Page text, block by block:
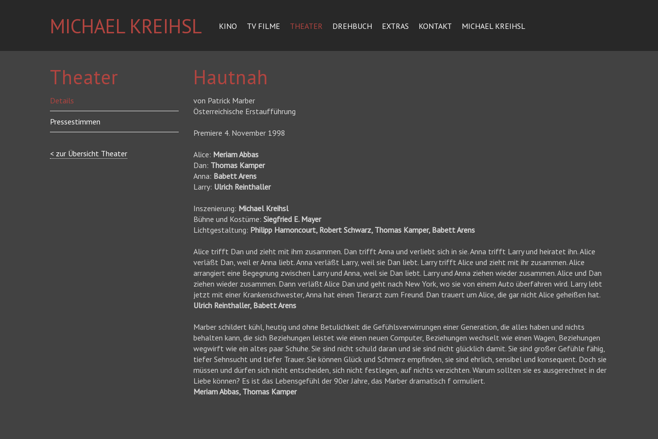
MICHAEL KREIHSL KINO TV FILME THEATER DREHBUCH EXTRAS KONTAKT MICHAEL KREIHSL
Theater
Details
Pressestimmen
< zur Übersicht Theater
Hautnah
von Patrick Marber
Österreichische Erstaufführung
Premiere 4. November 1998
Alice: Meriam Abbas
Dan: Thomas Kamper
Anna: Babett Arens
Larry: Ulrich Reinthaller
Inszenierung: Michael Kreihsl
Bühne und Kostüme: Siegfried E. Mayer
Lichtgestaltung: Philipp Harnoncourt, Robert Schwarz, Thomas Kamper, Babett Arens
Alice trifft Dan und zieht mit ihm zusammen. Dan trifft Anna und verliebt sich in sie. Anna trifft Larry und heiratet ihn. Alice
verläßt Dan, weil er Anna liebt. Anna verläßt Larry, weil sie Dan liebt. Larry trifft Alice und zieht mit ihr zusammen. Alice
arrangiert eine Begegnung zwischen Larry und Anna, weil sie Dan liebt. Larry und Anna ziehen wieder zusammen. Alice und Dan
ziehen wieder zusammen. Dann verläßt Alice Dan und geht nach New York, wo sie von einem Auto überfahren wird. Larry lebt
jetzt mit einer Krankenschwester, Anna hat einen Tierarzt zum Freund. Dan trauert um Alice, die gar nicht Alice geheißen hat.
Ulrich Reinthaller, Babett Arens
Marber schildert kühl, heutig und ohne Betulichkeit die Gefühlsverwirrungen einer Generation, die alles haben und nichts
behalten kann, die sich Beziehungen leistet wie einen neuen Computer, Beziehungen wechselt wie einen Wagen, Beziehungen
wegwirft wie ein altes paar Schuhe. Sie sind nicht schuld daran und sie sind nicht glücklich damit. Sie sind großer Gefühle fähig,
tiefer Sehnsucht und tiefer Trauer. Sie können Glück und Schmerz empfinden, sie sind ehrlich, sensibel und konsequent. Doch sie
müssen und dürfen sich nicht entscheiden, sich nicht festlegen, auf nichts verzichten. Warum sollten sie es ausgerechnet in der
Liebe können? Es ist das Lebensgefühl der 90er Jahre, das Marber dramatisch f ormuliert.
Meriam Abbas, Thomas Kamper